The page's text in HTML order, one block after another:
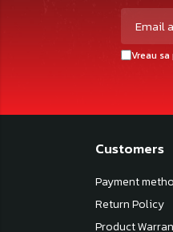
Vreau
Customers
Payment
Return Policy
Product